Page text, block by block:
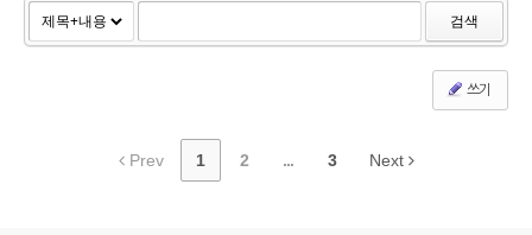
검색
쓰기
Prev 1 2 ... 3 Next